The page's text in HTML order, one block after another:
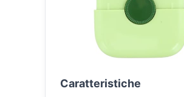
Caratteristiche